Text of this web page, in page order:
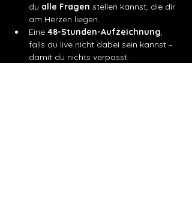
du alle Fragen stellen kannst, die dir
am Herzen liegen.
Eine 48-Stunden-Aufzeichnung,
falls du live nicht dabei sein kannst –
damit du nichts verpasst.